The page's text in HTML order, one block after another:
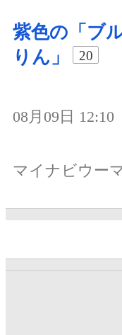
紫色の「ブ
りん」
20
08月09日 12:10
マイナビウー